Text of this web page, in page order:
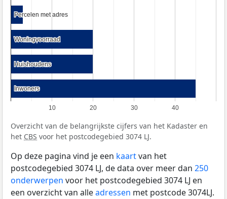
10 20 30 40
Percelen met adres
Percelen met adres
Woningvoorraad
Woningvoorraad
Huishoudens
Huishoudens
Inwoners
Inwoners
Overzicht van de belangrijkste cijfers van het Kadaster en
het CBS voor het postcodegebied 3074 LJ.
Op deze pagina vind je een kaartvan het
postcodegebied 3074 LJ, de data over meer dan 250
onderwerpen voor het postcodegebied 3074 LJ en
een overzicht van alleadressen met postcode 3074LJ.